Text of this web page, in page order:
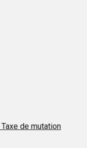
Taxe de mutation